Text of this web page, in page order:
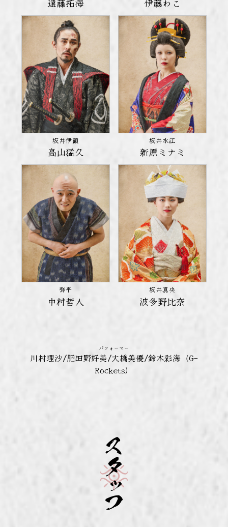
坂井伊顕
高山猛久
坂井水江
新原ミナミ
弥平
中村哲人
坂井真央
波多野比奈
パフォーマー
川村理沙/肥田野好美/大橋美優/鈴木彩海（G-
Rockets）